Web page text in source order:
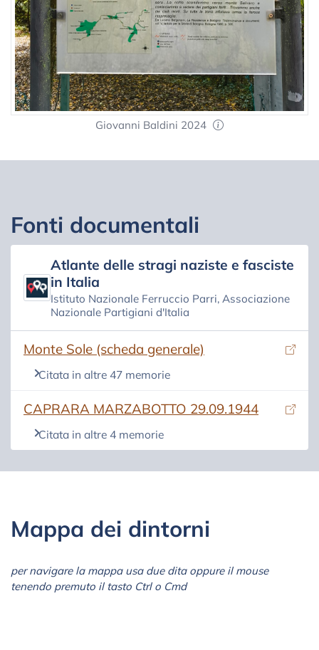
Giovanni Baldini 2024
Fonti documentali
Atlante delle stragi naziste e fasciste
in Italia
Istituto Nazionale Ferruccio Parri, Associazione
Nazionale Partigiani d'Italia
Monte Sole (scheda generale)
(si apre in una nuova scheda)
Citata in altre 47 memorie
CAPRARA MARZABOTTO 29.09.1944
(si apre in una nuova scheda)
Citata in altre 4 memorie
Mappa dei dintorni
per navigare la mappa usa due dita oppure il mouse
tenendo premuto il tasto Ctrl o Cmd